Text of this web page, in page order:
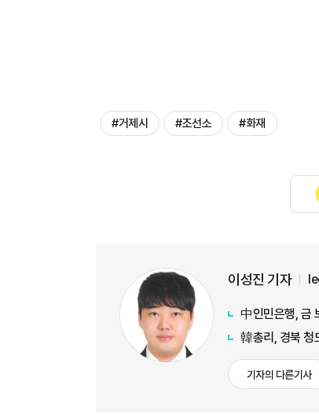
#거제시 #조선소 #화재
이성진 기자
中인민은행, 금
韓총리, 경북 청
기자의 다른기사